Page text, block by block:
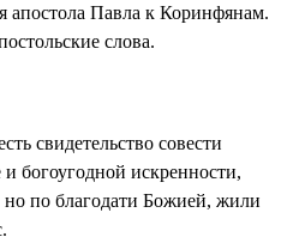
апостола Павла к Коринфянам.
слова.
свидетельство совести
богоугодной искренности,
но по благодати Божией, жили